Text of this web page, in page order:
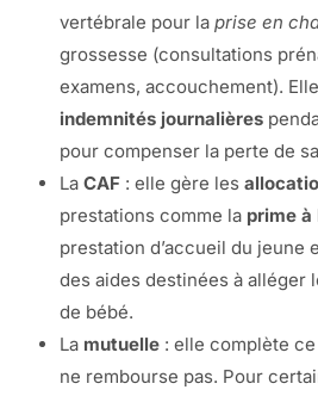
vertébrale pour la prise en
grossesse (consultations
examens, accouchement).
indemnités journalières
pour compenser la perte de
La CAF : elle gère les
prestations comme la prime à
prestation d’accueil du jeune
des aides destinées à alléger
de bébé.
La mutuelle : elle complète
ne rembourse pas. Pour